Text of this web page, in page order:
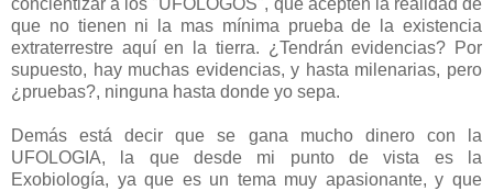
concientizar a los "UFOLOGOS", que acepten la realidad de
que no tienen ni la mas mínima prueba de la existencia
extraterrestre aquí en la tierra. ¿Tendrán evidencias? Por
supuesto, hay muchas evidencias, y hasta milenarias, pero
¿pruebas?, ninguna hasta donde yo sepa.
Demás está decir que se gana mucho dinero con la
UFOLOGIA, la que desde mi punto de vista es la
Exobiología, ya que es un tema muy apasionante, y que